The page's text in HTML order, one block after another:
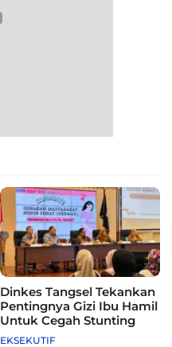
Dinkes Tangsel Tekankan
Pentingnya Gizi Ibu Hamil
Untuk Cegah Stunting
EKSEKUTIF